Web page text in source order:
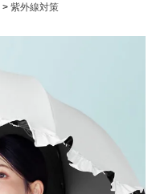
紫外線対策